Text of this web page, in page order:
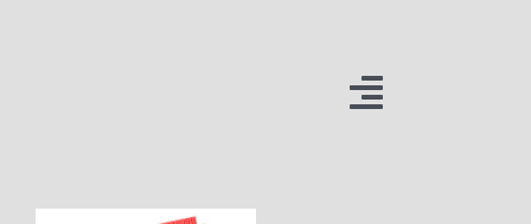
Toggle